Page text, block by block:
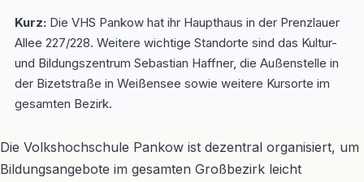
Kurz: Die VHS Pankow hat ihr Haupthaus in der Prenzlauer
Allee 227/228. Weitere wichtige Standorte sind das Kultur-
und Bildungszentrum Sebastian Haffner, die Außenstelle in
der Bizetstraße in Weißensee sowie weitere Kursorte im
gesamten Bezirk.
Die Volkshochschule Pankow ist dezentral organisiert, um
Bildungsangebote im gesamten Großbezirk leicht